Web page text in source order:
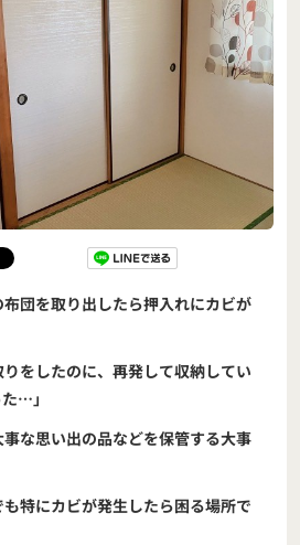
布団を取り出したら押入れにカビが
りをしたのに、再発して収納してい
…」
な思い出の品などを保管する大事
特にカビが発生したら困る場所で